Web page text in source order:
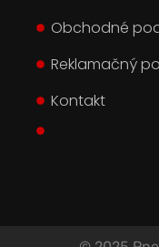
Obchodné
Reklamačný
Kontakt